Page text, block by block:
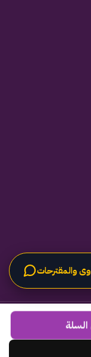
© 2025.
.
والمقترحات